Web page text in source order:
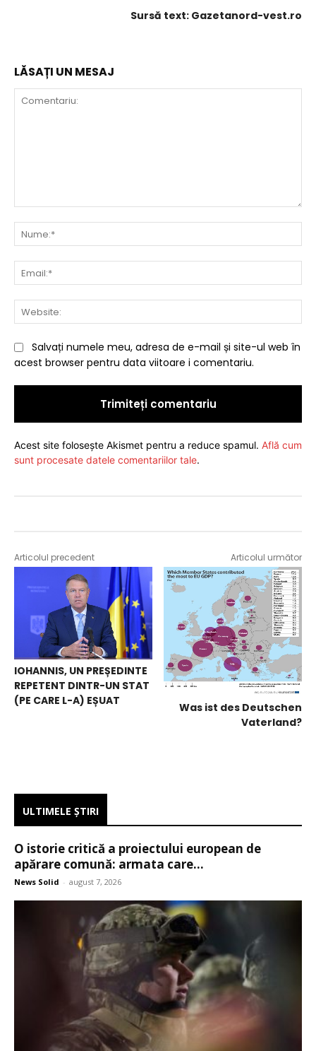
Sursă text: Gazetanord-vest.ro
LĂSAȚI UN MESAJ
Salvați numele meu, adresa de e-mail și site-ul web în
acest browser pentru data viitoare i comentariu.
Acest site folosește Akismet pentru a reduce spamul. Află cum
sunt procesate datele comentariilor tale.
Articolul precedent
IOHANNIS, UN PREȘEDINTE
REPETENT DINTR-UN STAT
(PE CARE L-A) EȘUAT
Articolul următor
Was ist des Deutschen
Vaterland?
ULTIMELE ŞTIRI
O istorie critică a proiectului european de
apărare comună: armata care...
News Solid - august 7, 2026